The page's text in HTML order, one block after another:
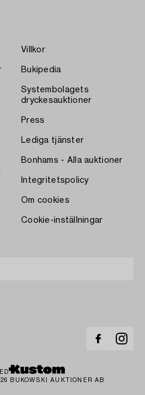
Villkor
Bukipedia
Systembolagets
dryckesauktioner
Press
Lediga tjänster
Bonhams - Alla auktioner
Integritetspolicy
Om cookies
Cookie-inställningar
BUKOWSKI AUKTIONER AB